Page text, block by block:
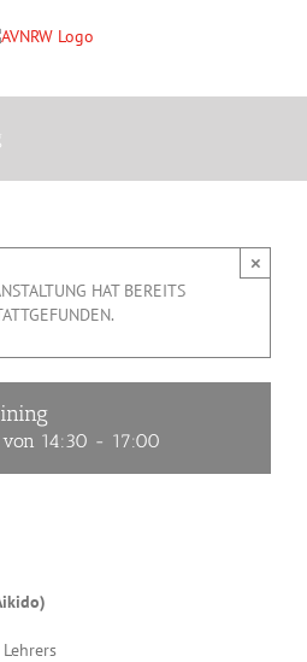
HAT BEREITS
×
14:30 - 17:00